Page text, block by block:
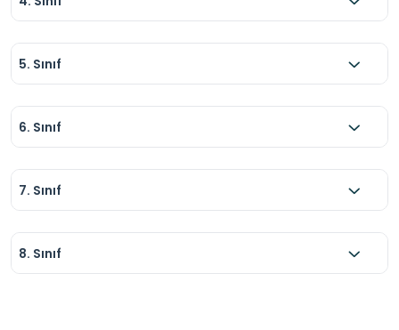
5. Sınıf
6. Sınıf
7. Sınıf
8. Sınıf